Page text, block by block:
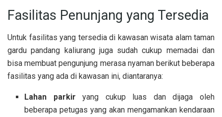
Fasilitas Penunjang yang Tersedia
Untuk fasilitas yang tersedia di kawasan wisata alam taman
gardu pandang kaliurang juga sudah cukup memadai dan
bisa membuat pengunjung merasa nyaman berikut beberapa
fasilitas yang ada di kawasan ini, diantaranya:
Lahan parkir yang cukup luas dan dijaga oleh
beberapa petugas yang akan mengamankan kendaraan